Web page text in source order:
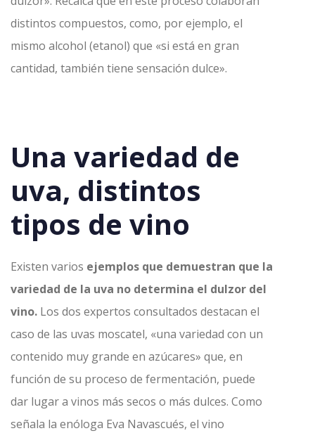
distintos compuestos, como, por ejemplo, el
mismo alcohol (etanol) que «si está en gran
cantidad, también tiene sensación dulce».
Una variedad de
uva, distintos
tipos de vino
Existen varios ejemplos que demuestran que la
variedad de la uva no determina el dulzor del
vino. Los dos expertos consultados destacan el
caso de las uvas moscatel, «una variedad con un
contenido muy grande en azúcares» que, en
función de su proceso de fermentación, puede
dar lugar a vinos más secos o más dulces. Como
señala la enóloga Eva Navascués, el vino